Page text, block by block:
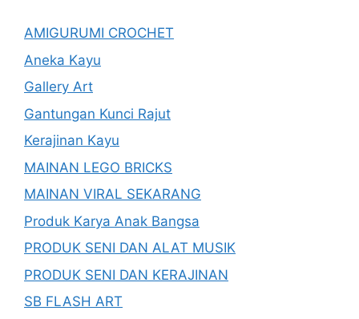
AMIGURUMI CROCHET
Aneka Kayu
Gallery Art
Gantungan Kunci Rajut
Kerajinan Kayu
MAINAN LEGO BRICKS
MAINAN VIRAL SEKARANG
Produk Karya Anak Bangsa
PRODUK SENI DAN ALAT MUSIK
PRODUK SENI DAN KERAJINAN
SB FLASH ART